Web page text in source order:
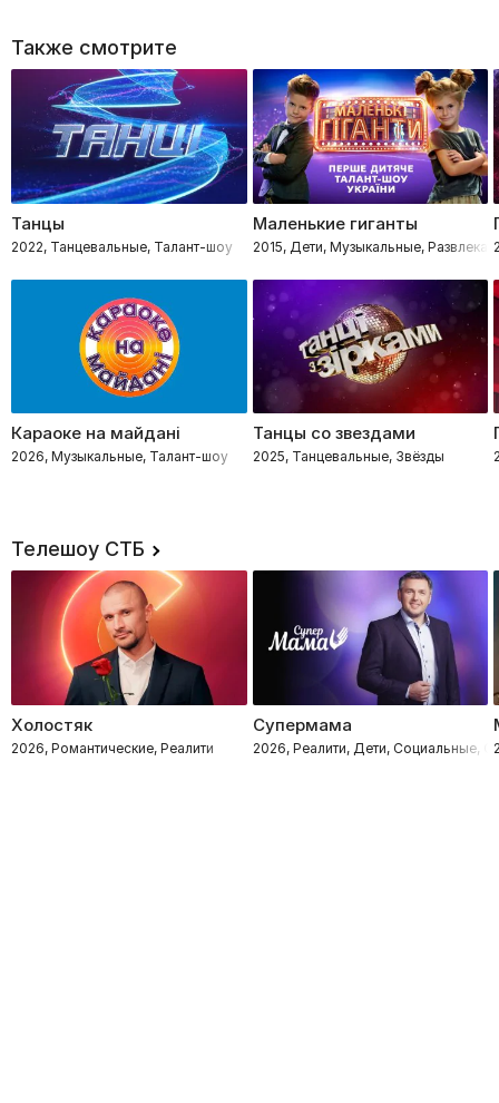
Также смотрите
Танцы
2022, Танцевальные, Талант-шоу
Маленькие гиганты
2015, Дети, Музыкальные,
Караоке на майдані
2026, Музыкальные, Талант-шоу
Танцы со звездами
2025, Танцевальные, Звёзды
Телешоу СТБ
Холостяк
2026, Романтические, Реалити
Супермама
2026, Реалити, Дети, Социальные,